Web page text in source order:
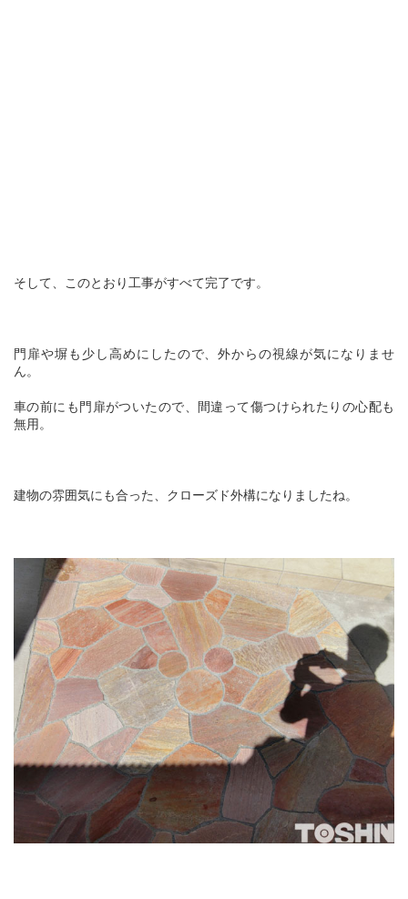
そして、このとおり工事がすべて完了です。
門扉や塀も少し高めにしたので、外からの視線が気になりませ
ん。
車の前にも門扉がついたので、間違って傷つけられたりの心配も
無用。
建物の雰囲気にも合った、クローズド外構になりましたね。